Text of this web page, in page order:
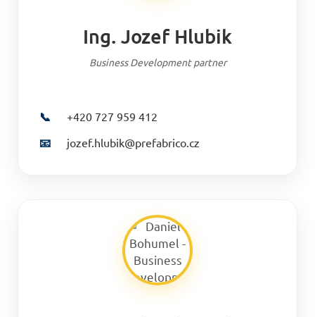
Ing. Jozef Hlubik
Business Development partner
📞
+420 727 959 412
📧
jozef.hlubik@prefabrico.cz